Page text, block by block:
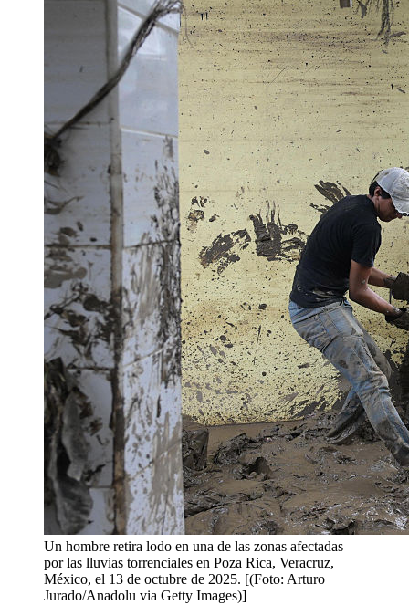
Un hombre retira lodo en una de las zonas afectadas
por las lluvias torrenciales en Poza Rica, Veracruz,
México, el 13 de octubre de 2025. [(Foto: Arturo
Jurado/Anadolu via Getty Images)]